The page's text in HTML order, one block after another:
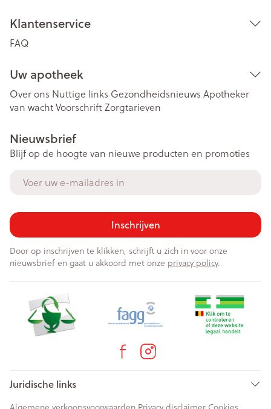
Klantenservice
FAQ
Uw apotheek
Over ons Nuttige links Gezondheidsnieuws Apotheker
van wachtVoorschriftZorgtarieven
Nieuwsbrief
Blijf op de hoogte van nieuwe producten en promoties
Inschrijven
Door op inschrijven te klikken, schrijft u zich in voor onze
nieuwsbrief en gaat u akkoord met onze privacy policy.
Juridische links